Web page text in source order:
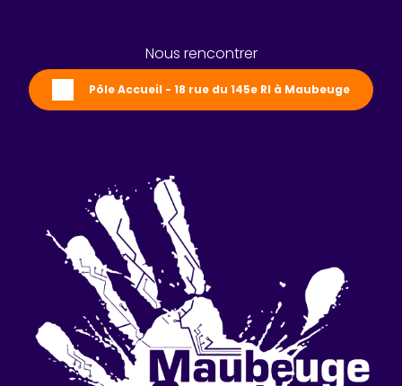
Nous rencontrer
Pôle Accueil - 18 rue du 145e RI à Maubeuge